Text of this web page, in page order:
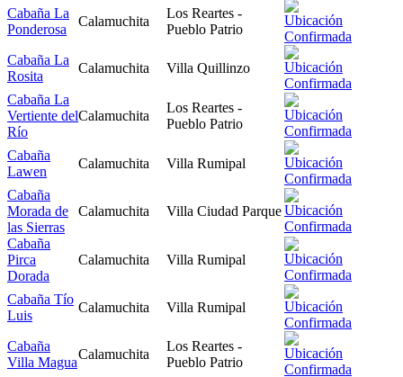
Cabaña La
Ponderosa
Calamuchita
Los Reartes -
Pueblo Patrio
Cabaña La
Rosita
Calamuchita Villa Quillinzo
Cabaña La
Vertiente del
Río
Calamuchita
Los Reartes -
Pueblo Patrio
Cabaña
Lawen
Calamuchita Villa Rumipal
Cabaña
Morada de
las Sierras
Calamuchita Villa Ciudad Parque
Cabaña
Pirca
Dorada
Calamuchita Villa Rumipal
Cabaña Tío
Luis
Calamuchita Villa Rumipal
Cabaña
Villa Magua
Calamuchita
Los Reartes -
Pueblo Patrio